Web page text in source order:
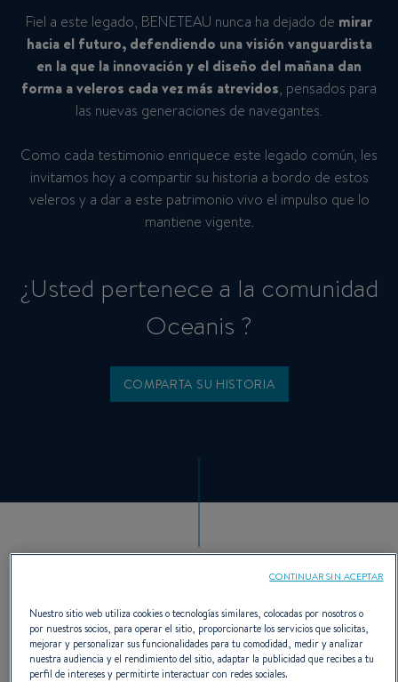
Fiel a este legado, BENETEAU nunca ha dejado de mirar
hacia el futuro, defendiendo una visión vanguardista
en la que la innovación y el diseño del mañana dan
forma aveleros cada vez más atrevidos, pensados para
las nuevas generaciones de navegantes.
Como cada testimonio enriquece este legado común, les
invitamos hoy a compartir su historia a bordo de estos
veleros y a dar a este patrimonio vivo el impulso que lo
mantiene vigente.
¿Usted pertenece a la comunidad
Oceanis ?
COMPARTA SU HISTORIA
8 GENERACIONES, MÁS DE
30000 MODELOS
FABRICADOS
Nuestro sitio web utiliza cookies o tecnologías similares, colocadas por nosotros o
por nuestros socios, para operar el sitio, proporcionarte los servicios que solicitas,
mejorar y personalizar sus funcionalidades para tu comodidad, medir y analizar
nuestra audiencia y el rendimiento del sitio, adaptar la publicidad que recibes a tu
perfil de intereses y permitirte interactuar con redes sociales.
CONTINUAR SIN ACEPTAR